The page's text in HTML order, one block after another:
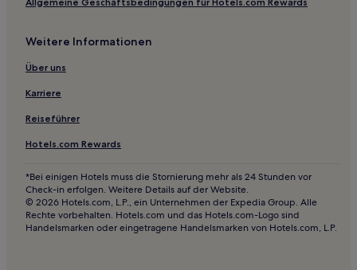
Hotels nahe KFC Yum Center
Fancy Farm Hotels
Prestonia: Hotels
Hotels nahe Jim Beam American Outpost
Hotels nahe Western Kentucky University
Cadiz Hotels
Charleston Hotels
Hotels nahe Paul Walker Golf Course
Smith Mills Hotels
Weitere Informationen
Über uns
Karriere
Reiseführer
Hotels.com Rewards
*Bei einigen Hotels muss die Stornierung mehr als 24 Stunden vor
Check-in erfolgen. Weitere Details auf der Website.
© 2026 Hotels.com, L.P., ein Unternehmen der Expedia Group. Alle
Rechte vorbehalten. Hotels.com und das Hotels.com-Logo sind
Handelsmarken oder eingetragene Handelsmarken von Hotels.com, L.P.